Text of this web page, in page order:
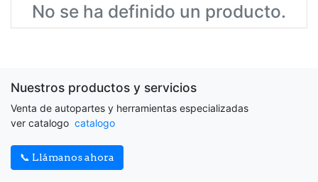
No se ha definido un producto.
Nuestros productos y servicios
Venta de autopartes y herramientas especializadas
ver catalogo catalogo
📞 Llámanos ahora